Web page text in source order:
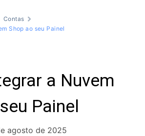
Contas
Shop ao seu Painel
a Nuvem
Painel
agosto de 2025